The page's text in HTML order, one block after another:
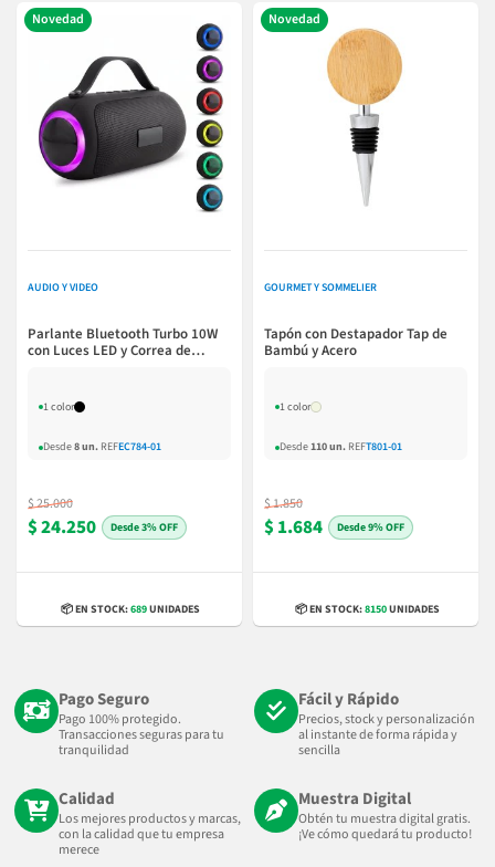
Novedad
AUDIO Y VIDEO
Parlante Bluetooth Turbo 10W
con Luces LED y Correa de
1 color
Desde8 un. REFEC784-01
$ 25.000
$ 24.250 3% OFF
📦 EN STOCK:689UNIDADES
Novedad
GOURMET Y SOMMELIER
Tapón con Destapador Tap de
Bambú y Acero
1 color
Desde110 un. REFT801-01
$ 1.850
$ 1.684 9% OFF
📦 EN STOCK:8150UNIDADES
Pago Seguro
Pago 100% protegido.
Transacciones seguras para tu
tranquilidad
Fácil y Rápido
Precios, stock y personalización
al instante de forma rápida y
sencilla
Calidad
Los mejores productos y marcas,
con la calidad que tu empresa
merece
Muestra Digital
Obtén tu muestra digital gratis.
¡Ve cómo quedará tu producto!